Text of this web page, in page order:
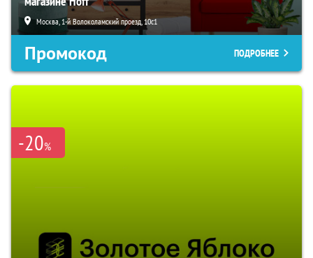
Москва, 1-й Волоколамский проезд, 10с1
Промокод ПОДРОБНЕЕ
-20%